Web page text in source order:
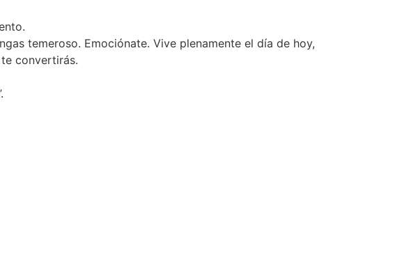
temeroso. Emociónate. Vive plenamente el día de hoy,
convertirás.